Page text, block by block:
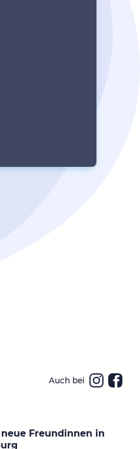
Auch bei
a
neue Freundinnen in